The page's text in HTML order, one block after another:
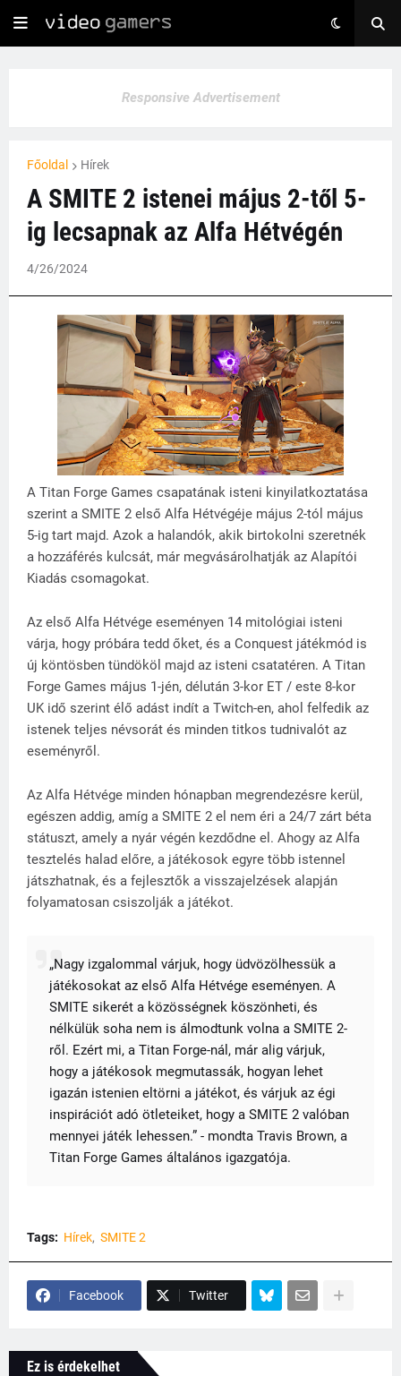
Responsive Advertisement
Főoldal Hírek
A SMITE 2 istenei május 2-től 5-
ig lecsapnak az Alfa Hétvégén
4/26/2024
A Titan Forge Games csapatának isteni kinyilatkoztatása
szerint a SMITE 2 első Alfa Hétvégéje május 2-tól május
5-ig tart majd. Azok a halandók, akik birtokolni szeretnék
a hozzáférés kulcsát, már megvásárolhatják az Alapítói
Kiadás csomagokat.
Az első Alfa Hétvége eseményen 14 mitológiai isteni
várja, hogy próbára tedd őket, és a Conquest játékmód is
új köntösben tündököl majd az isteni csatatéren. A Titan
Forge Games május 1-jén, délután 3-kor ET / este 8-kor
UK idő szerint élő adást indít a Twitch-en, ahol felfedik az
istenek teljes névsorát és minden titkos tudnivalót az
eseményről.
Az Alfa Hétvége minden hónapban megrendezésre kerül,
egészen addig, amíg a SMITE 2 el nem éri a 24/7 zárt béta
státuszt, amely a nyár végén kezdődne el. Ahogy az Alfa
tesztelés halad előre, a játékosok egyre több istennel
játszhatnak, és a fejlesztők a visszajelzések alapján
folyamatosan csiszolják a játékot.
„Nagy izgalommal várjuk, hogy üdvözölhessük a
játékosokat az első Alfa Hétvége eseményen. A
SMITE sikerét a közösségnek köszönheti, és
nélkülük soha nem is álmodtunk volna a SMITE 2-
ről. Ezért mi, a Titan Forge-nál, már alig várjuk,
hogy a játékosok megmutassák, hogyan lehet
igazán istenien eltörni a játékot, és várjuk az égi
inspirációt adó ötleteiket, hogy a SMITE 2 valóban
mennyei játék lehessen.” - mondta Travis Brown, a
Titan Forge Games általános igazgatója.
Tags: Hírek SMITE 2
Facebook Twitter
Ez is érdekelhet